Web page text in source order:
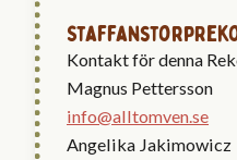
Staffanstorp
Kontakt för denna
Magnus Pettersson
info@alltomven.se
Angelika Jakimowicz